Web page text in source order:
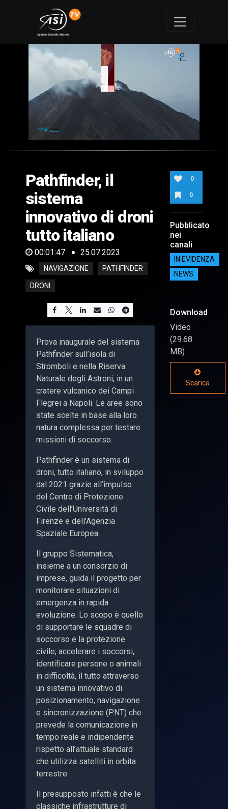
of
47
seconds
Pathfinder, il
sistema
innovativo di droni
tutto italiano
00:01:47 25.07.2023
NAVIGAZIONE PATHFINDER
DRONI
Prova inaugurale del sistema
Pathfinder sull’isola di
Stromboli e nella Riserva
Naturale degli Astroni, in un
cratere vulcanico dei Campi
Flegrei a Napoli. Le aree sono
state scelte in base alla loro
natura complessa per testare
missioni di soccorso.
Pathfinder è un sistema di
droni, tutto italiano, in sviluppo
dal 2021 grazie all’impulso
del Centro di Protezione
Civile dell’Università di
Firenze e dell’Agenzia
Spaziale Europea.
Il gruppo Sistematica,
insieme a un consorzio di
imprese, guida il progetto per
monitorare situazioni di
emergenza in rapida
evoluzione. Lo scopo è quello
di supportare le squadre di
soccorso e la protezione
civile; accelerare i soccorsi,
identificare persone o animali
in difficoltà, il tutto attraverso
un sistema innovativo di
posizionamento, navigazione
e sincronizzazione (PNT) che
prevede la comunicazione in
tempo reale e indipendente
rispetto all’attuale standard
che utilizza satelliti in orbita
terrestre.
Il presupposto infatti è che le
classiche infrastrutture di
0
0
Pubblicato
nei
canali
IN EVIDENZA
NEWS
Download
Video
(29.68
MB)
Scarica